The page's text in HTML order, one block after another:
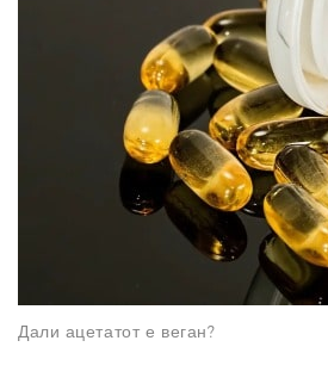
Дали ацетатот е веган?